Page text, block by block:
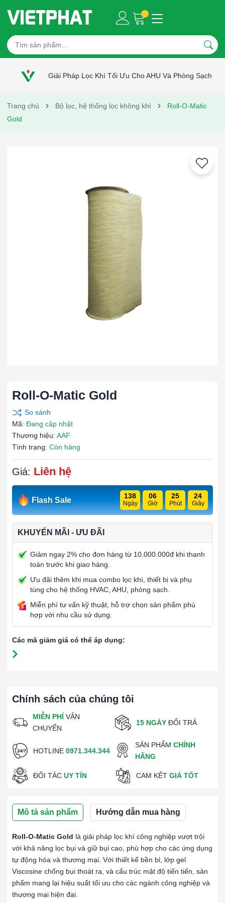
Giải Pháp Lọc Khí Tối Ưu Cho AHU Và Phòng Sạch
Trang chủ Bộ lọc, hệ thống lọc không khí
Roll-O-Matic
Gold
Chính sách của chúng tôi
MIỄN PHÍ VẬN
CHUYỂN
15 NGÀY ĐỔI TRẢ
HOTLINE 0971.344.344
SẢN PHẨMCHÍNH
HÃNG
ĐỐI TÁC UY TÍN CAM KẾT GIÁ TỐT
Mô tả sản phẩm Hướng dẫn mua hàng
Roll-O-Matic Gold là giải pháp lọc khí công nghiệp vượt trội
với khả năng lọc bụi và giữ bụi cao, phù hợp cho các ứng dụng
tự động hóa và thương mại. Với thiết kế bền bỉ, lớp gel
Viscosine chống bụi thoát ra, và cấu trúc mật độ tiến tiến, sản
phẩm mang lại hiệu suất tối ưu cho các ngành công nghiệp và
thương mại hiện đại.
Roll-O-Matic Gold
Mã: Đang cập nhật
Thương hiệu: AAF
Tình trạng: Còn hàng
Giá: Liên hệ
Flash Sale 138
Ngày
06
Giờ
25
Phút
24
Giây
KHUYẾN MÃI - ƯU ĐÃI
Giảm ngay 2% cho đơn hàng từ 10.000.000đ khi thanh
toán trước khi giao hàng.
Ưu đãi thêm khi mua combo lọc khí, thiết bị và phụ
tùng cho hệ thống HVAC, AHU, phòng sạch.
Miễn phí tư vấn kỹ thuật, hỗ trợ chọn sản phẩm phù
hợp với nhu cầu sử dụng.
Các mã giảm giá có thể áp dụng: